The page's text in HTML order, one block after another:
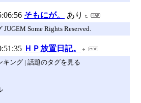
そもにが。 あり
Some Rights Reserved.
ＨＰ放置日記。
キング | 話題のタグを見る